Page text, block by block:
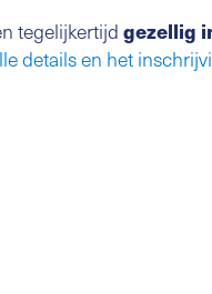
tegelijkertijdgezellig
details en het